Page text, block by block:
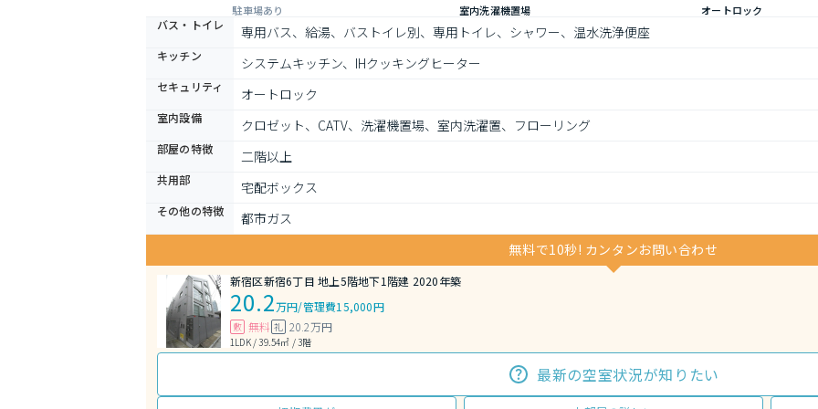
駐車場あり 室内洗濯機置場 オートロック
バス・トイレ 専用バス、給湯、バストイレ別、専用トイレ、シャワー、温水洗浄便座
キッチン システムキッチン、IHクッキングヒーター
セキュリティ オートロック
室内設備 クロゼット、CATV、洗濯機置場、室内洗濯置、フローリング
部屋の特徴 二階以上
共用部 宅配ボックス
その他の特徴
都市ガス
無料で10秒! カンタンお問い合わせ
新宿区新宿6丁目 地上5階地下1階建 2020年築
20.2万円/管理費15,000円
敷 無料 礼 20.2万円
1LDK / 39.54㎡ / 3階
最新の空室状況が知りたい